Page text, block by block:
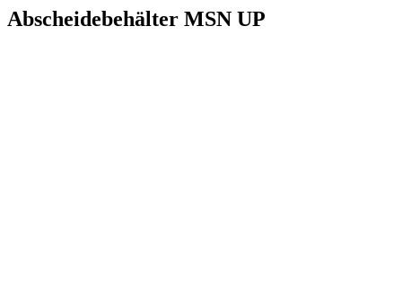
Abscheidebehälter MSN UP